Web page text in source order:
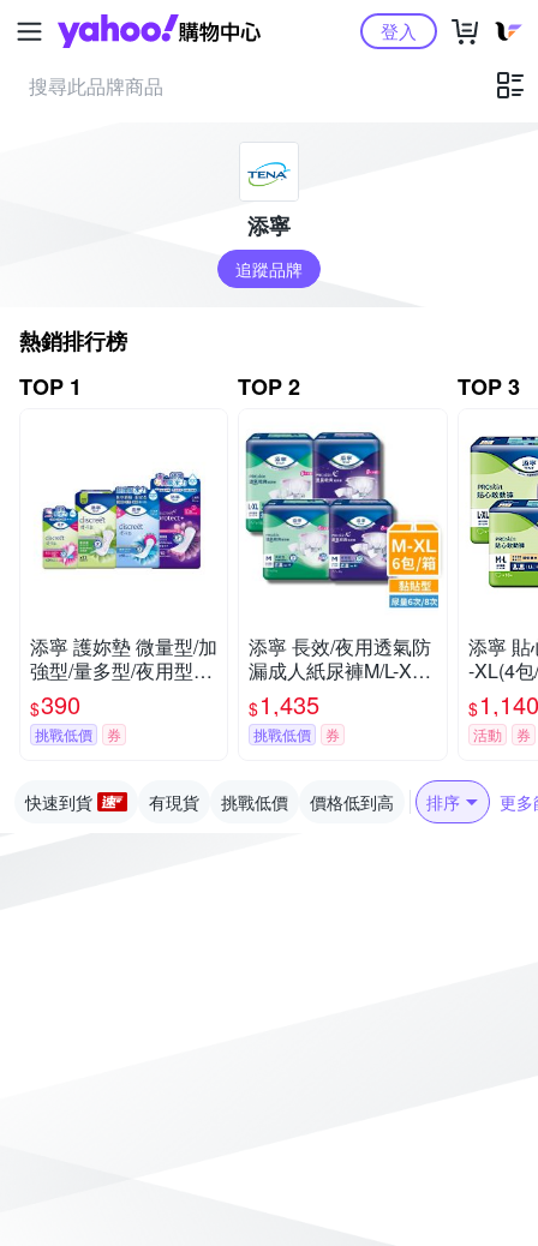
Yahoo購物中心登入
添寧
追蹤品牌
熱銷排行榜
TOP 1
添寧 護妳墊 微量型/加
強型/量多型/夜用型(6
包/箱購)
$390
挑戰低價 券
TOP 2
添寧 長效/夜用透氣防
漏成人紙尿褲M/L-XL
(6包/箱購,黏貼型)
$1,435
挑戰低價 券
TOP 3
添寧 貼
-XL(4
人紙
$1,140
活動 券
快速到貨 有現貨 挑戰低價 價格低到高 排序 更多